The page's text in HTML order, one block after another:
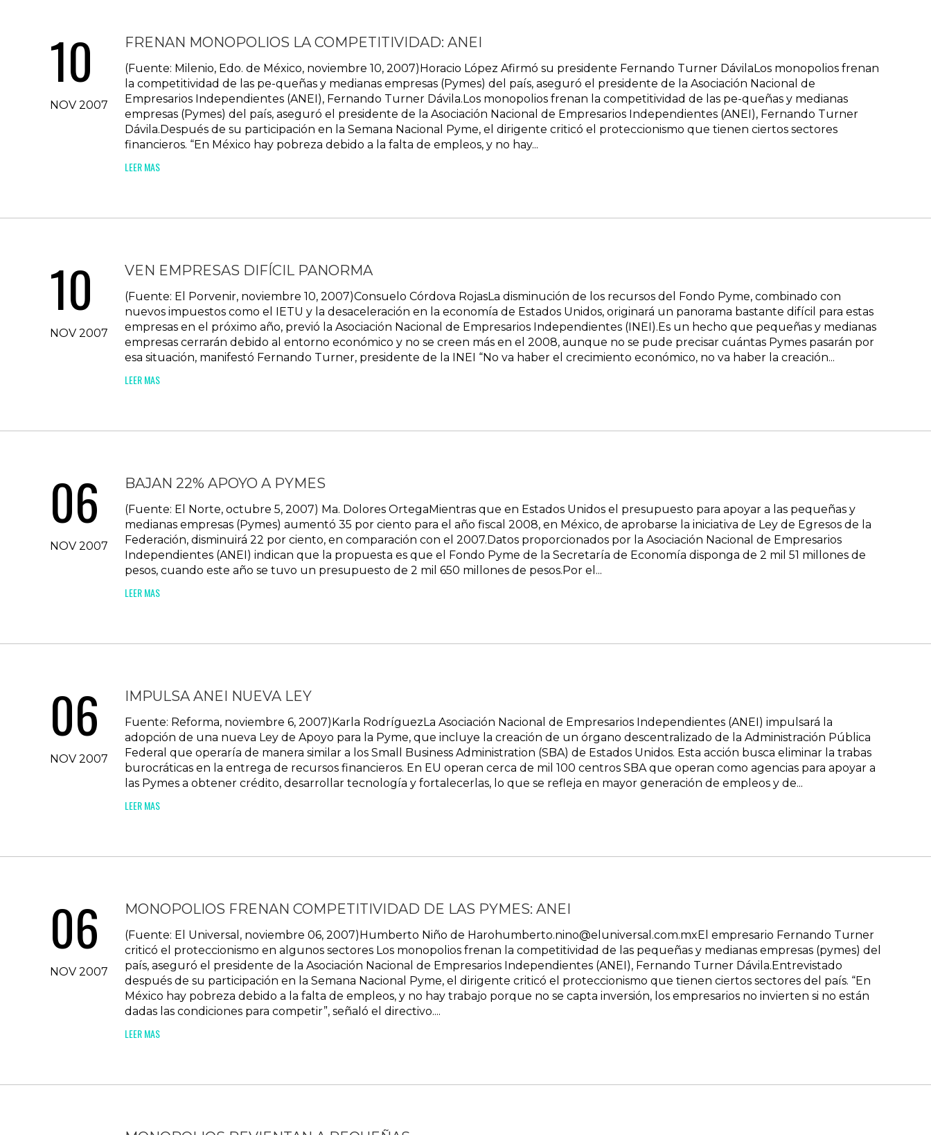
10
NOV 2007
FRENAN MONOPOLIOS LA COMPETITIVIDAD: ANEI
(Fuente: Milenio, Edo. de México, noviembre 10, 2007)Horacio López Afirmó su presidente Fernando Turner DávilaLos monopolios frenan
la competitividad de las pe-queñas y medianas empresas (Pymes) del país, aseguró el presidente de la Asociación Nacional de
Empresarios Independientes (ANEI), Fernando Turner Dávila.Los monopolios frenan la competitividad de las pe-queñas y medianas
empresas (Pymes) del país, aseguró el presidente de la Asociación Nacional de Empresarios Independientes (ANEI), Fernando Turner
Dávila.Después de su participación en la Semana Nacional Pyme, el dirigente criticó el proteccionismo que tienen ciertos sectores
financieros. “En México hay pobreza debido a la falta de empleos, y no hay...
LEER MAS
10
NOV 2007
VEN EMPRESAS DIFÍCIL PANORMA
(Fuente: El Porvenir, noviembre 10, 2007)Consuelo Córdova RojasLa disminución de los recursos del Fondo Pyme, combinado con
nuevos impuestos como el IETU y la desaceleración en la economía de Estados Unidos, originará un panorama bastante difícil para estas
empresas en el próximo año, previó la Asociación Nacional de Empresarios Independientes (INEI).Es un hecho que pequeñas y medianas
empresas cerrarán debido al entorno económico y no se creen más en el 2008, aunque no se pude precisar cuántas Pymes pasarán por
esa situación, manifestó Fernando Turner, presidente de la INEI “No va haber el crecimiento económico, no va haber la creación...
LEER MAS
06
NOV 2007
BAJAN 22% APOYO A PYMES
(Fuente: El Norte, octubre 5, 2007) Ma. Dolores OrtegaMientras que en Estados Unidos el presupuesto para apoyar a las pequeñas y
medianas empresas (Pymes) aumentó 35 por ciento para el año fiscal 2008, en México, de aprobarse la iniciativa de Ley de Egresos de la
Federación, disminuirá 22 por ciento, en comparación con el 2007.Datos proporcionados por la Asociación Nacional de Empresarios
Independientes (ANEI) indican que la propuesta es que el Fondo Pyme de la Secretaría de Economía disponga de 2 mil 51 millones de
pesos, cuando este año se tuvo un presupuesto de 2 mil 650 millones de pesos.Por el...
LEER MAS
06
NOV 2007
IMPULSA ANEI NUEVA LEY
Fuente: Reforma, noviembre 6, 2007)Karla RodríguezLa Asociación Nacional de Empresarios Independientes (ANEI) impulsará la
adopción de una nueva Ley de Apoyo para la Pyme, que incluye la creación de un órgano descentralizado de la Administración Pública
Federal que operaría de manera similar a los Small Business Administration (SBA) de Estados Unidos. Esta acción busca eliminar la trabas
burocráticas en la entrega de recursos financieros. En EU operan cerca de mil 100 centros SBA que operan como agencias para apoyar a
las Pymes a obtener crédito, desarrollar tecnología y fortalecerlas, lo que se refleja en mayor generación de empleos y de...
LEER MAS
06
NOV 2007
MONOPOLIOS FRENAN COMPETITIVIDAD DE LAS PYMES: ANEI
(Fuente: El Universal, noviembre 06, 2007)Humberto Niño de Harohumberto.nino@eluniversal.com.mxEl empresario Fernando Turner
criticó el proteccionismo en algunos sectores Los monopolios frenan la competitividad de las pequeñas y medianas empresas (pymes) del
país, aseguró el presidente de la Asociación Nacional de Empresarios Independientes (ANEI), Fernando Turner Dávila.Entrevistado
después de su participación en la Semana Nacional Pyme, el dirigente criticó el proteccionismo que tienen ciertos sectores del país. “En
México hay pobreza debido a la falta de empleos, y no hay trabajo porque no se capta inversión, los empresarios no invierten si no están
dadas las condiciones para competir”, señaló el directivo....
LEER MAS